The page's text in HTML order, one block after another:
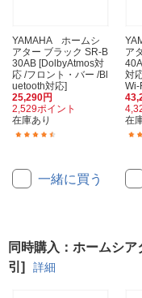
YAMAHA ホームシ
アター ブラック SR-B
30AB [DolbyAtmos対
応 /フロント・バー /Bl
uetooth対応]
25,290円
2,529ポイント
在庫あり
一緒に買う
ア
対
Wi-
在
同時購入：ホームシ
引]
詳細